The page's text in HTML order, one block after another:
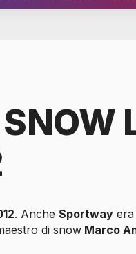
. AncheSportway era
di snow Marco